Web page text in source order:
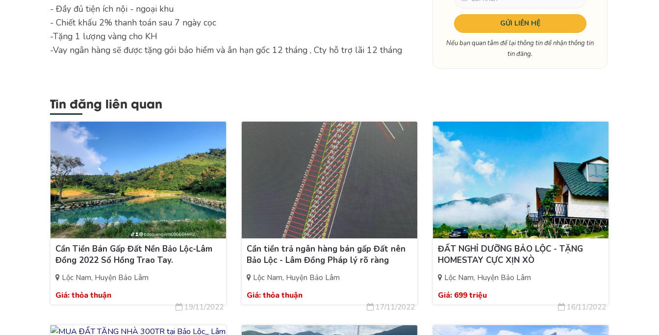
- Đầy đủ tiện ích nội - ngoại khu
- Chiết khấu 2% thanh toán sau 7 ngày cọc
-Tặng 1 lượng vàng cho KH
-Vay ngân hàng sẽ được tặng gói bảo hiểm và ân hạn gốc 12 tháng , Cty hỗ trợ lãi 12 tháng
Nếu bạn quan tâm để lại thông tin để nhận thông tin
tin đăng.
Tin đăng liên quan
Cần Tiền Bán Gấp Đất Nền Bảo Lộc-Lâm
Đồng 2022 Sổ Hồng Trao Tay.
Lộc Nam, Huyện Bảo Lâm
Giá:thỏa thuận
19/11/2022
Cần tiền trả ngân hàng bán gấp Đất nên
Bảo Lộc - Lâm Đồng Pháp lý rõ ràng
Lộc Nam, Huyện Bảo Lâm
Giá:thỏa thuận
17/11/2022
ĐẤT NGHỈ DƯỠNG BẢO LỘC - TẶNG
HOMESTAY CỰC XỊN XÒ
Lộc Nam, Huyện Bảo Lâm
Giá: 699 triệu
16/11/2022